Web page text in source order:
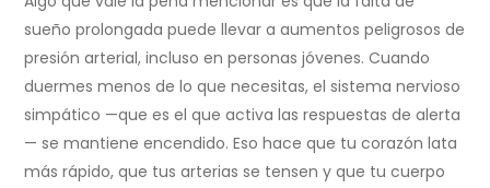
sueño prolongada puede llevar a aumentos peligrosos de
presión arterial, incluso en personas jóvenes. Cuando
duermes menos de lo que necesitas, el sistema nervioso
simpático —que es el que activa las respuestas de alerta
— se mantiene encendido. Eso hace que tu corazón lata
más rápido, que tus arterias se tensen y que tu cuerpo